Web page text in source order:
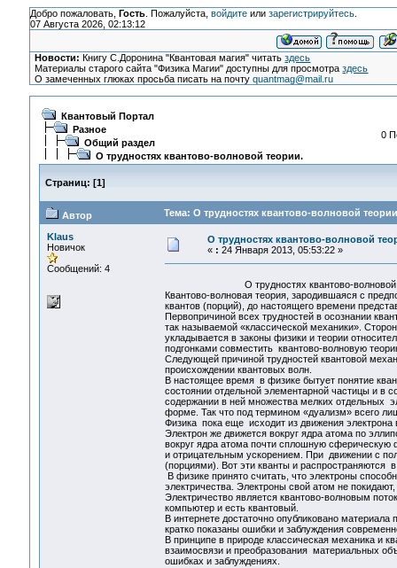
Добро пожаловать, Гость. Пожалуйста, войдитеили зарегистрируйтесь.
07 Августа 2026, 02:13:12
Новости: Книгу С.Доронина "Квантовая магия" читатьздесь
Материалы старого сайта "Физика Магии" доступны для просмотраздесь
О замеченных глюках просьба писать на почтуquantmag@mail.ru
Квантовый Портал
Разное
Общий раздел
О трудностях квантово-волновой теории.
0
Страниц: [1]
Автор Тема: О трудностях квантово-волновой
Klaus
Новичок
Сообщений: 4
О трудностях квантово-волновой
« : 24 Января 2013, 05:53:22 »
О трудностях квантово-волновой
Квантово-волновая теория, зародившаяся с
квантов (порций), до настоящего времени
Первопричиной всех трудностей в осознании
так называемой «классической механики».
укладывается в законы физики и теории
подгонками совместить квантово-волновую
Следующей причиной трудностей квантовой
происхождении квантовых волн.
В настоящее время в физике бытует понятие
состоянии отдельной элементарной частицы и в
содержании в ней множества мелких отдельных
форме. Так что под термином «дуализм» всего
Физика пока еще исходит из движения электрона
Электрон же движется вокруг ядра атома по
вокруг ядра атома почти сплошную сферическую
и отрицательным ускорением. При движении с
(порциями). Вот эти кванты и распространяются
В физике принято считать, что электроны
электричества. Электроны свой атом не
Электричество является квантово-волновым
компьютер и есть квантовый.
В интернете достаточно опубликовано
кратко показаны ошибки и заблуждения
В принципе в природе классическая механика и
взаимосвязи и преобразования материальных
ошибках и заблуждениях.